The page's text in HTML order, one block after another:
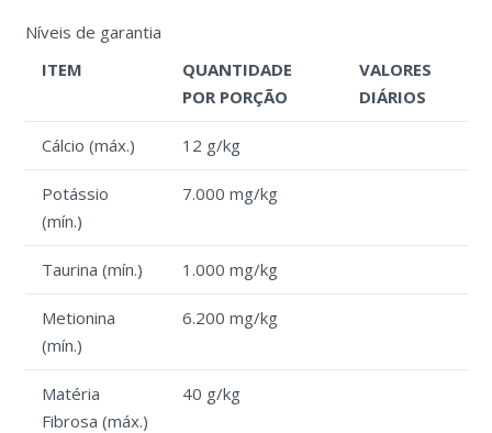
Níveis de garantia
ITEM
QUANTIDADE
POR PORÇÃO
VALORES
DIÁRIOS
Cálcio (máx.) 12 g/kg
Potássio
(mín.)
7.000 mg/kg
Taurina (mín.) 1.000 mg/kg
Metionina
(mín.)
6.200 mg/kg
Matéria
Fibrosa (máx.)
40 g/kg